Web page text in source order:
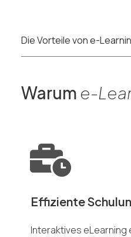
Die Vorteile von e-
Warum e-
Effiziente
Interaktives eLearning